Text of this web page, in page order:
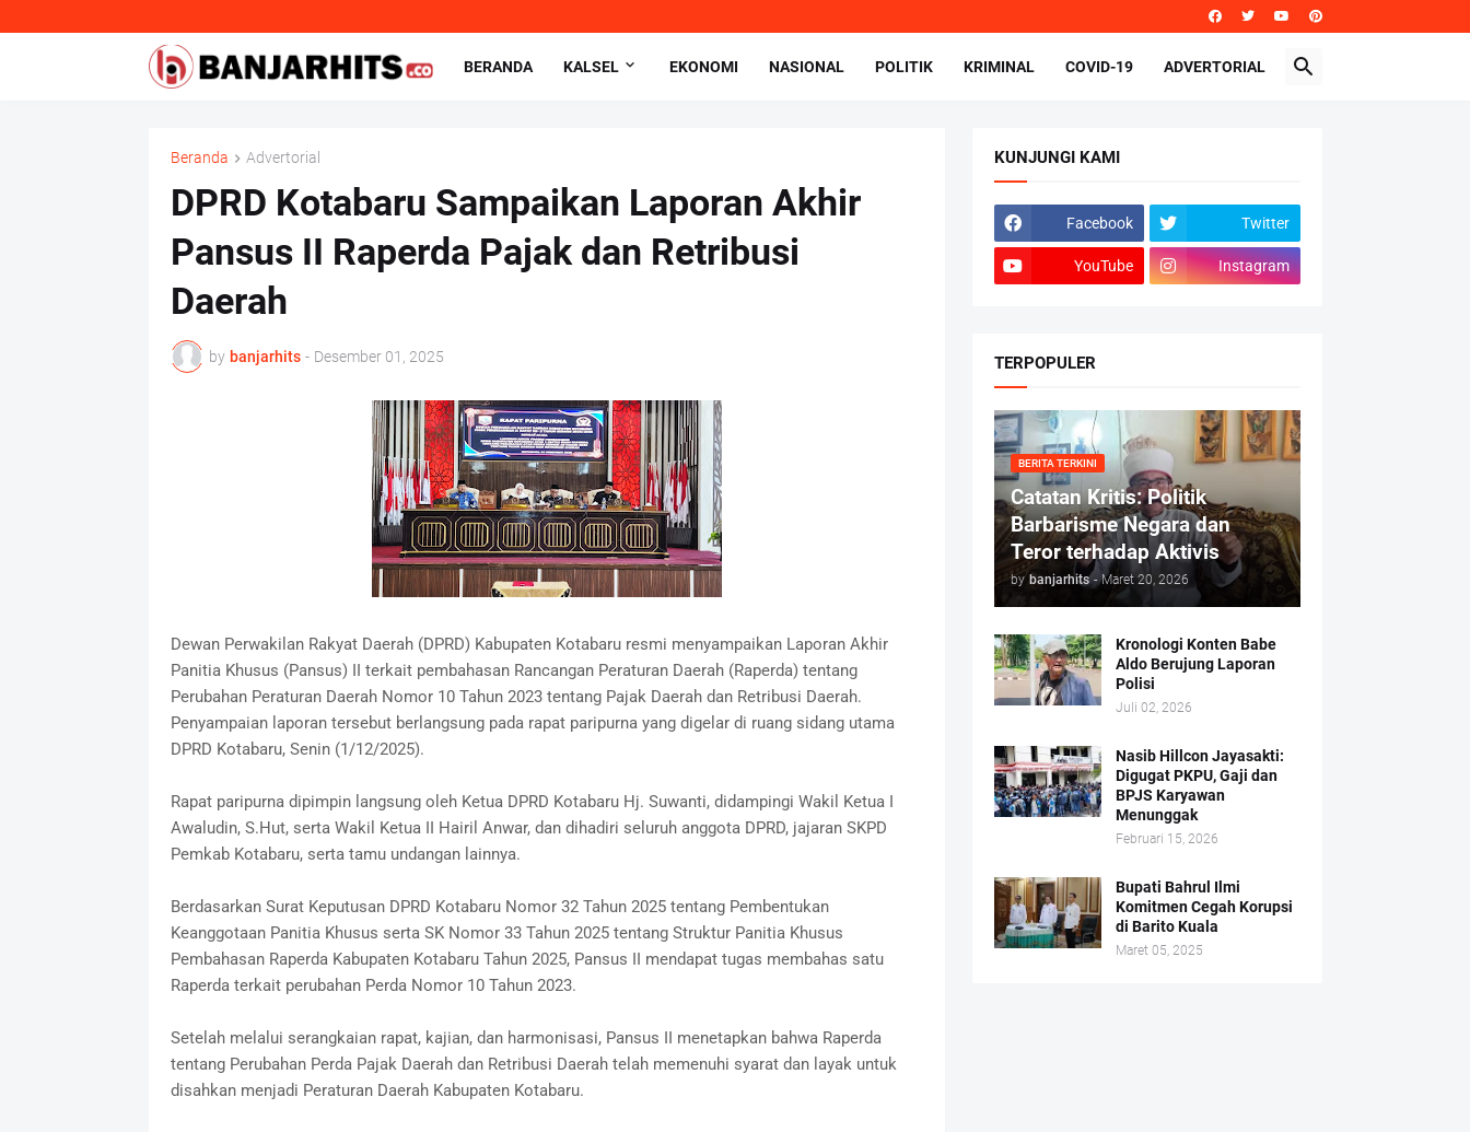
BERANDA KALSEL EKONOMI NASIONAL POLITIK KRIMINAL COVID-19 ADVERTORIAL
Beranda Advertorial
DPRD Kotabaru Sampaikan Laporan Akhir
Pansus II Raperda Pajak dan Retribusi
Daerah
by banjarhits - Desember 01, 2025
Dewan Perwakilan Rakyat Daerah (DPRD) Kabupaten Kotabaru resmi menyampaikan Laporan Akhir
Panitia Khusus (Pansus) II terkait pembahasan Rancangan Peraturan Daerah (Raperda) tentang
Perubahan Peraturan Daerah Nomor 10 Tahun 2023 tentang Pajak Daerah dan Retribusi Daerah.
Penyampaian laporan tersebut berlangsung pada rapat paripurna yang digelar di ruang sidang utama
DPRD Kotabaru, Senin (1/12/2025).
Rapat paripurna dipimpin langsung oleh Ketua DPRD Kotabaru Hj. Suwanti, didampingi Wakil Ketua I
Awaludin, S.Hut, serta Wakil Ketua II Hairil Anwar, dan dihadiri seluruh anggota DPRD, jajaran SKPD
Pemkab Kotabaru, serta tamu undangan lainnya.
Berdasarkan Surat Keputusan DPRD Kotabaru Nomor 32 Tahun 2025 tentang Pembentukan
Keanggotaan Panitia Khusus serta SK Nomor 33 Tahun 2025 tentang Struktur Panitia Khusus
Pembahasan Raperda Kabupaten Kotabaru Tahun 2025, Pansus II mendapat tugas membahas satu
Raperda terkait perubahan Perda Nomor 10 Tahun 2023.
Setelah melalui serangkaian rapat, kajian, dan harmonisasi, Pansus II menetapkan bahwa Raperda
tentang Perubahan Perda Pajak Daerah dan Retribusi Daerah telah memenuhi syarat dan layak untuk
disahkan menjadi Peraturan Daerah Kabupaten Kotabaru.
KUNJUNGI KAMI
Facebook Twitter
YouTube Instagram
TERPOPULER
BERITA TERKINI
Catatan Kritis: Politik
Barbarisme Negara dan
Teror terhadap Aktivis
by banjarhits - Maret 20, 2026
Kronologi Konten Babe
Aldo Berujung Laporan
Polisi
Juli 02, 2026
Nasib Hillcon Jayasakti:
Digugat PKPU, Gaji dan
BPJS Karyawan
Menunggak
Februari 15, 2026
Bupati Bahrul Ilmi
Komitmen Cegah Korupsi
di Barito Kuala
Maret 05, 2025